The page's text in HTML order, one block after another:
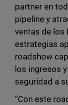
partner en
pipeline y
ventas de los
estrategias
roadshow
los ingresos
seguridad a
“Con este